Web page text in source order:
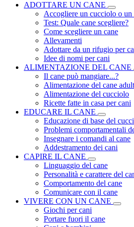
ADOTTARE UN CANE
Accogliere un cucciolo o un
Test: Quale cane scegliere?
Come scegliere un cane
Allevamenti
Adottare da un rifugio per
Idee di nomi per cani
ALIMENTAZIONE DEL CANE
Il cane può mangiare...?
Alimentazione del cane
Alimentazione del cucciolo
Ricette fatte in casa per cani
EDUCARE IL CANE
Educazione di base del
Problemi comportamentali
Insegnare i comandi al cane
Addestramento dei cani
CAPIRE IL CANE
Linguaggio del cane
Personalità e carattere del
Comportamento del cane
Comunicare con il cane
VIVERE CON UN CANE
Giochi per cani
Portare fuori il cane